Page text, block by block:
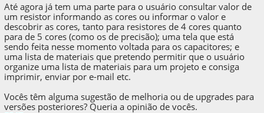
Até agora já tem uma parte para o usuário consultar valor de
um resistor informando as cores ou informar o valor e
descobrir as cores, tanto para resistores de 4 cores quanto
para de 5 cores (como os de precisão); uma tela que está
sendo feita nesse momento voltada para os capacitores; e
uma lista de materiais que pretendo permitir que o usuário
organize uma lista de materiais para um projeto e consiga
imprimir, enviar por e-mail etc.
Vocês têm alguma sugestão de melhoria ou de upgrades para
versões posteriores? Queria a opinião de vocês.